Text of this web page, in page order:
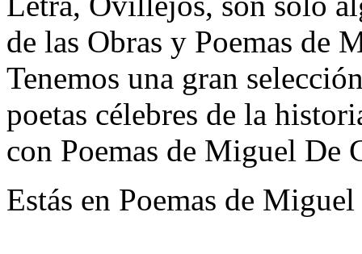
de las Obras y Poemas de
Tenemos una gran
poetas célebres de la
con Poemas de Miguel De
Estás en Poemas de